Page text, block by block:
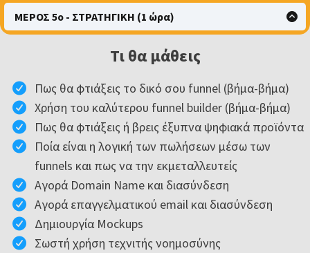
ΕΞΩΦΥΛΛΟ ΚΑΙ MOCKUP
ΦΟΡΜΕΣ ΚΑΙ CALL TO ACTION
ΔΩΡΕΑΝ ΕΚΔΟΣΗ ΤΟΥ BUILDER
PAYMENT GATEAWAYS
ΠΟΥ ΒΡΙΣΚΩ ΠΑΡΑΔΕΙΓΜΑΤΑ
ΤΕΧΝΙΤΗ ΝΟΗΜΟΣΥΝΗ
ΑΓΟΡΑ DOMAIN
ΑΓΟΡΑ ΕΠΑΓΓΕΛΜΑΤΙΚΟΥ EMAIL
ΣΥΝΔΕΣΗ DOMAIN ΜΕ ΤΟΝ FUNNEL BUILDER
ΣΥΝΔΕΣΗ EMAIL ΜΕ ΤΟΝ FUNNEL BUILDER
ΔΗΜΙΟΥΡΓΙΑ HOME PAGE
SECTIONS
MOCKUP
FREEPIK
ROWS
VIDEO SAMPLES
CALL TO ACTION
STEPS
SOCIAL PROOF
ΑΛΛΑΖΩ ΤΗΝ ΔΥΝΑΜΙΚΗ
TRIGGERS & WOKFLOWS
ΜΕΡΟΣ 5ο - ΣΤΡΑΤΗΓΙΚΗ (1 ώρα)
ΤΑ ΣΤΑΔΙΑ ΕΝΟΣ FUNNEL
SALES FUNNELS VS LEADS FUNNELS
Τι θα μάθεις
Πως θα φτιάξεις το δικό σου funnel (βήμα-βήμα)
Χρήση του καλύτερου funnel builder (βήμα-βήμα)
Πως θα φτιάξεις ή βρεις έξυπνα ψηφιακά προϊόντα
Ποία είναι η λογική των πωλήσεων μέσω των
funnels και πως να την εκμεταλλευτείς
Αγορά Domain Name και διασύνδεση
Αγορά επαγγελματικού email και διασύνδεση
Δημιουργία Mockups
Σωστή χρήση τεχνιτής νοημοσύνης